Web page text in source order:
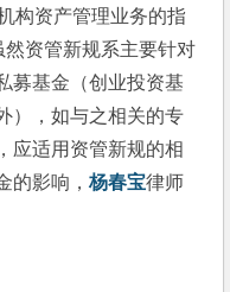
构资产管理业务的指
然资管新规系主要针对
募基金（创业投资基
），如与之相关的专
应适用资管新规的相
的影响，杨春宝律师